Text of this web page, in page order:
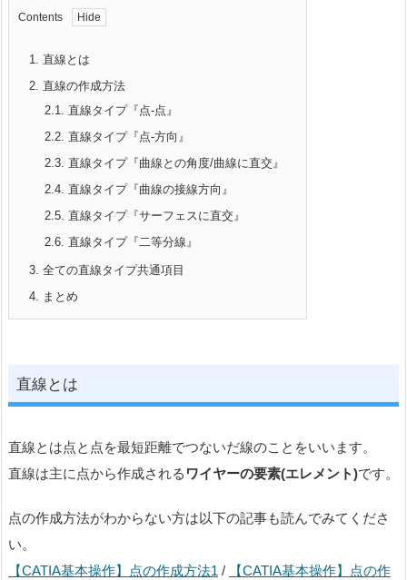
Contents
1. 直線とは
2. 直線の作成方法
2.1. 直線タイプ『点-点』
2.2. 直線タイプ『点-方向』
2.3. 直線タイプ『曲線との角度/曲線に直交』
2.4. 直線タイプ『曲線の接線方向』
2.5. 直線タイプ『サーフェスに直交』
2.6. 直線タイプ『二等分線』
3. 全ての直線タイプ共通項目
4. まとめ
直線とは
直線とは点と点を最短距離でつないだ線のことをいいます。
直線は主に点から作成される ワイヤーの要素(エレメント)です。
点の作成方法がわからない方は以下の記事も読んでみてくださ
い。
【CATIA基本操作】点の作成方法1 /
【CATIA基本操作】点の作